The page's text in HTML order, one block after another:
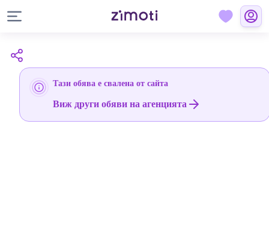
Тази обява е свалена от сайта
Виж други обяви на агенцията